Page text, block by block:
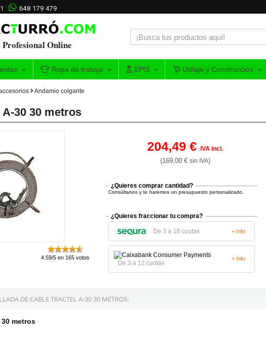
648 179 479
Online
Ropa de trabajo EPIS Utillaje y Construcción
Andamio colgante
30 30 metros
4.59/5 en 165 votos
204,49 €IVA incl.
(169,00 € sin IVA)
¿Quieres comprar cantidad?
Consúltanos y te haremos un presupuesto personalizado.
¿Quieres fraccionar tu compra?
De 3 a 18 cuotas + Info
De 3 a 12 cuotas
+ Info
DE CABLE TRACTEL A-30 30 METROS:
30 metros